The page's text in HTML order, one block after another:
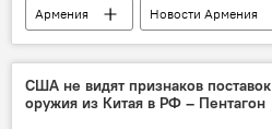
Армения
Новости Армения
Нагорный Карабах
Россия
интервью
США не видят признаков поставок
оружия из Китая в РФ – Пентагон